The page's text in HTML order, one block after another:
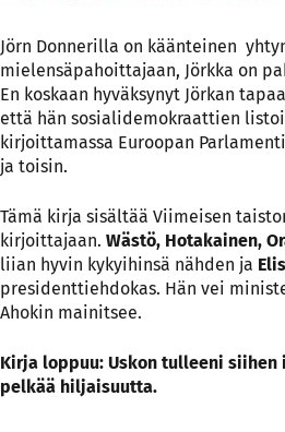
Jörn Donnerilla on käänteinen
mielensäpahoittajaan, Jörkka on
En koskaan hyväksynyt Jörkan
että hän sosialidemokraattien
kirjoittamassa Euroopan
ja toisin.
Tämä kirja sisältää Viimeisen
kirjoittajaan. Wästö, Hotakainen,
liian hyvin kykyihinsä nähden ja
presidenttiehdokas. Hän vei
Ahokin mainitsee.
Kirja loppuu: Uskon tulleeni siihen
pelkää hiljaisuutta.